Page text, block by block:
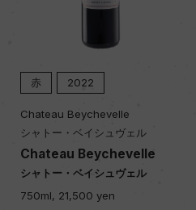
赤 2022
Chateau Beychevelle
シャトー・ベイシュヴェル
Chateau Beychevelle
シャトー・ベイシュヴェル
750ml, 21,500 yen